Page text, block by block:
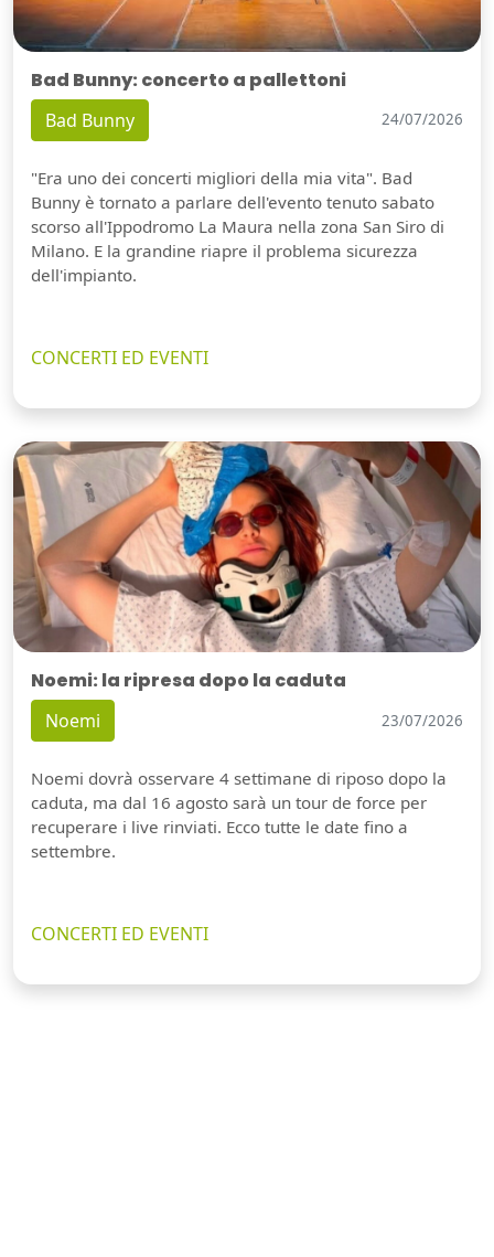
Bad Bunny: concerto a pallettoni
Bad Bunny 24/07/2026
"Era uno dei concerti migliori della mia vita". Bad
Bunny è tornato a parlare dell'evento tenuto sabato
scorso all'Ippodromo La Maura nella zona San Siro di
Milano. E la grandine riapre il problema sicurezza
dell'impianto.
CONCERTI ED EVENTI
Noemi: la ripresa dopo la caduta
Noemi 23/07/2026
Noemi dovrà osservare 4 settimane di riposo dopo la
caduta, ma dal 16 agosto sarà un tour de force per
recuperare i live rinviati. Ecco tutte le date fino a
settembre.
CONCERTI ED EVENTI